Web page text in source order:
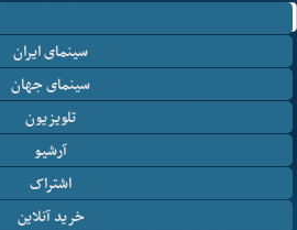
سینمای ایران
سینمای جهان
تلویزیون
آرشیو
اشتراک
خرید آنلاین